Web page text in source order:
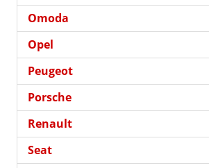
Omoda
Opel
Peugeot
Porsche
Renault
Seat